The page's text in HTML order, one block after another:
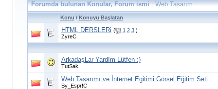
Forumda bulunan Konular, Forum ismi: Web Tasarım
Konu / Konuyu Başlatan
HTML DERSLERi ( 1 2 3 )
ZyreC
ArkadaşLar YardIm Lütfen :)
TutSak
Web Tasarımı ve İnternet Egitimi Görsel Eğitim Seti
By_Espr!C